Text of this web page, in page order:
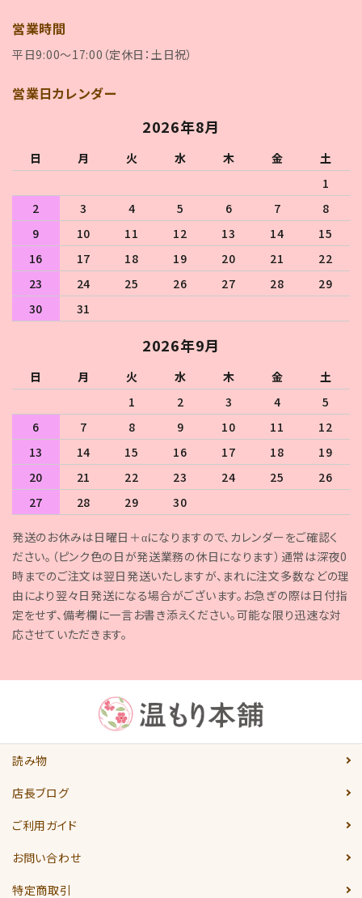
営業時間
平日9:00～17:00（定休日：土日祝）
営業日カレンダー
2026年8月
日 月 火 水 木 金
土
1
2
3 4 5 6 7
8
9
10 11 12 13 14
15
16
17 18 19 20 21
22
23
24 25 26 27 28
29
30
31
2026年9月
日 月 火 水 木 金
土
1
2 3 4
5
6
7 8 9 10 11
12
13
14 15 16 17 18
19
20
21 22 23 24 25
26
27
28 29 30
発送のお休みは日曜日＋αになりますので、カレンダーをご確認く
ださい。（ピンク色の日が発送業務の休日になります）通常は深夜0
時までのご注文は翌日発送いたしますが、まれに注文多数などの理
由により翌々日発送になる場合がございます。お急ぎの際は日付指
定をせず、備考欄に一言お書き添えください。可能な限り迅速な対
応させていただきます。
読み物
店長ブログ
ご利用ガイド
お問い合わせ
特定商取引